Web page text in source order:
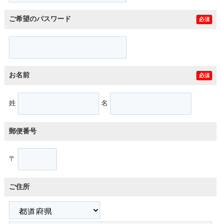
ご希望のパスワード 必須
お名前 必須
姓 名
郵便番号
〒
ご住所